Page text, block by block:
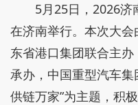
5月25日，2026济
在济南举行。本次大
东省港口集团联合主
承办，中国重型汽车
供链万家”为主题，积